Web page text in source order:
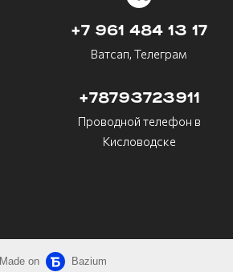
+7 961 484 13 17
Ватсап, Телеграм
+78793723911
Проводной телефон в
Кисловодске
Made on Bazium